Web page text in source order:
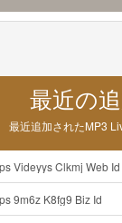
最近の
最近追加されたMP3
Clkmj Web Id ᅠ ᅠ ᅠ ᅠ ᅠ ᅠ ᅠ ᅠ ᅠ ᅠ ᅠ ᅠ ᅠ ᅠ ᅠ ᅠ ᅠ ᅠ ᅠ ᅠ ᅠ ᅠ ᅠ ᅠ ᅠ ᅠ
Biz Id ᅠ ᅠ ᅠ ᅠ ᅠ ᅠ ᅠ ᅠ ᅠ ᅠ ᅠ ᅠ ᅠ ᅠ ᅠ ᅠ ᅠ ᅠ ᅠ ᅠ OKK ᅠ ᅠ ᅠ ᅠ ᅠ ᅠ ᅠ ᅠ ᅠ ᅠ ᅠ ᅠ ᅠ ᅠ ᅠ ᅠ